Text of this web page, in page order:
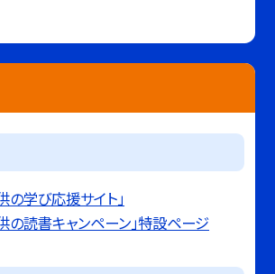
の学び応援サイト」
の読書キャンペーン」特設ページ